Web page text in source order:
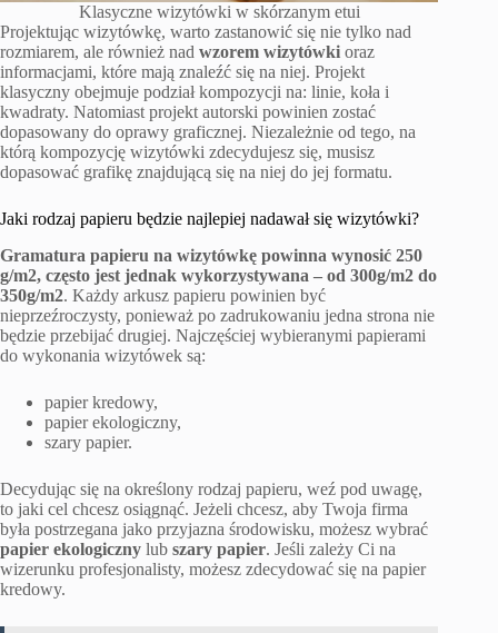
Klasyczne wizytówki w skórzanym etui
Projektując wizytówkę, warto zastanowić się nie tylko nad
rozmiarem, ale również nad wzorem wizytówki oraz
informacjami, które mają znaleźć się na niej. Projekt
klasyczny obejmuje podział kompozycji na: linie, koła i
kwadraty. Natomiast projekt autorski powinien zostać
dopasowany do oprawy graficznej. Niezależnie od tego, na
którą kompozycję wizytówki zdecydujesz się, musisz
dopasować grafikę znajdującą się na niej do jej formatu.
Jaki rodzaj papieru będzie najlepiej nadawał się wizytówki?
Gramatura papieru na wizytówkę powinna wynosić 250
g/m2, często jest jednak wykorzystywana – od 300g/m2 do
350g/m2. Każdy arkusz papieru powinien być
nieprzeźroczysty, ponieważ po zadrukowaniu jedna strona nie
będzie przebijać drugiej. Najczęściej wybieranymi papierami
do wykonania wizytówek są:
papier kredowy,
papier ekologiczny,
szary papier.
Decydując się na określony rodzaj papieru, weź pod uwagę,
to jaki cel chcesz osiągnąć. Jeżeli chcesz, aby Twoja firma
była postrzegana jako przyjazna środowisku, możesz wybrać
papier ekologiczny lub szary papier. Jeśli zależy Ci na
wizerunku profesjonalisty, możesz zdecydować się na papier
kredowy.